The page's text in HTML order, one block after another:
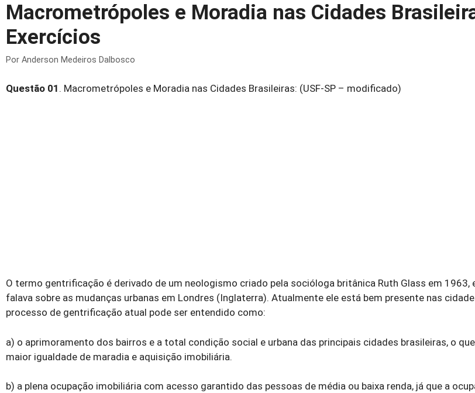
Macrometrópoles e Moradia nas Cidades
Exercícios
Por Anderson Medeiros Dalbosco
Questão 01 . Macrometrópoles e Moradia nas Cidades Brasileiras: (USF-SP – modificado)
O termo gentrificação é derivado de um neologismo criado pela socióloga britânica Ruth Glass em 1963,
falava sobre as mudanças urbanas em Londres (Inglaterra). Atualmente ele está bem presente nas
processo de gentrificação atual pode ser entendido como:
a) o aprimoramento dos bairros e a total condição social e urbana das principais cidades brasileiras, o
maior igualdade de maradia e aquisição imobiliária.
b) a plena ocupação imobiliária com acesso garantido das pessoas de média ou baixa renda, já que a